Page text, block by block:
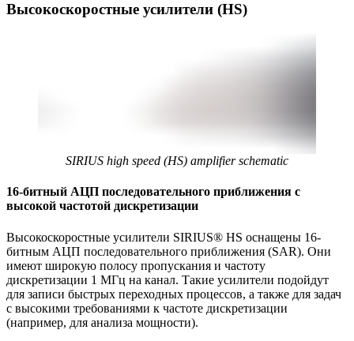
Высокоскоростные усилители (HS)
SIRIUS high speed (HS) amplifier schematic
16-битный АЦП последовательного приближения с
высокой частотой дискретизации
Высокоскоростные усилители SIRIUS® HS оснащены 16-
битным АЦП последовательного приближения (SAR). Они
имеют широкую полосу пропускания и частоту
дискретизации 1 МГц на канал. Такие усилители подойдут
для записи быстрых переходных процессов, а также для задач
с высокими требованиями к частоте дискретизации
(например, для анализа мощности).